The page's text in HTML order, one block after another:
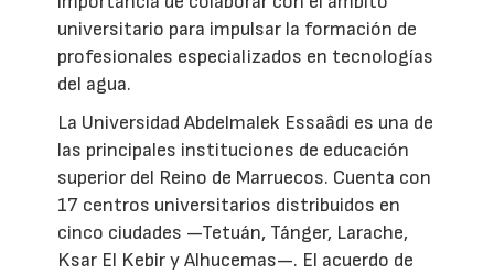
universitario para impulsar la formación de
profesionales especializados en tecnologías
del agua.
La Universidad Abdelmalek Essaâdi es una de
las principales instituciones de educación
superior del Reino de Marruecos. Cuenta con
17 centros universitarios distribuidos en
cinco ciudades —Tetuán, Tánger, Larache,
Ksar El Kebir y Alhucemas—. El acuerdo de